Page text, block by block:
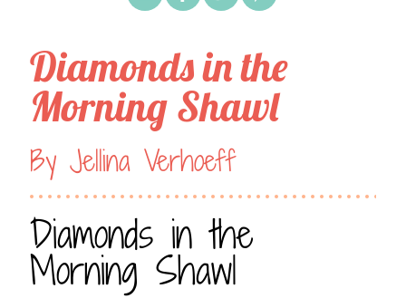
Diamonds in the
Morning Shawl
By Jellina Verhoeff
Diamonds in the
Morning Shawl